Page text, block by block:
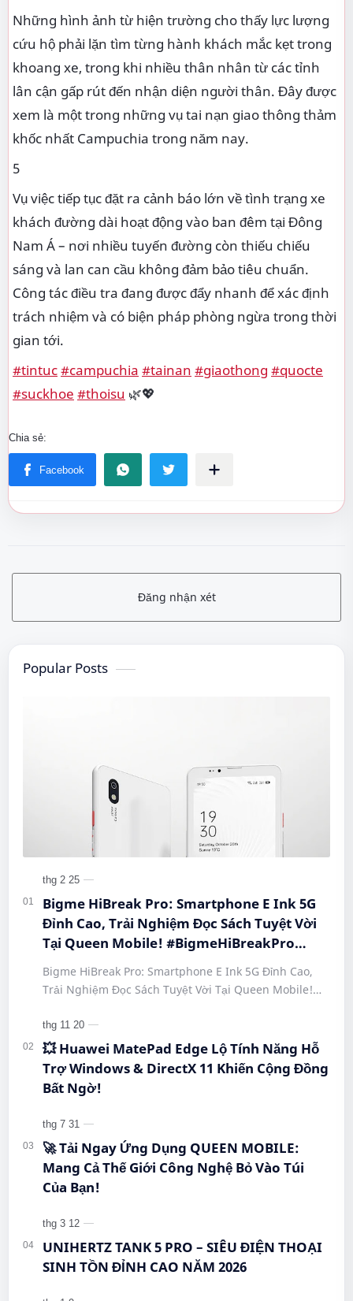
Những hình ảnh từ hiện trường cho thấy lực lượng
cứu hộ phải lặn tìm từng hành khách mắc kẹt trong
khoang xe, trong khi nhiều thân nhân từ các tỉnh
lân cận gấp rút đến nhận diện người thân. Đây được
xem là một trong những vụ tai nạn giao thông thảm
khốc nhất Campuchia trong năm nay.
5
Vụ việc tiếp tục đặt ra cảnh báo lớn về tình trạng xe
khách đường dài hoạt động vào ban đêm tại Đông
Nam Á – nơi nhiều tuyến đường còn thiếu chiếu
sáng và lan can cầu không đảm bảo tiêu chuẩn.
Công tác điều tra đang được đẩy nhanh để xác định
trách nhiệm và có biện pháp phòng ngừa trong thời
gian tới.
#tintuc#campuchia #tainan #giaothong #quocte
#suckhoe #thoisu 🌿💖
Đăng nhận xét
Popular Posts
Bigme HiBreak Pro: Smartphone E Ink 5G
Đỉnh Cao, Trải Nghiệm Đọc Sách Tuyệt Vời
Tại Queen Mobile! #BigmeHiBreakPro
#SmartphoneEInk #QueenMobile
#HiBreakPro5G #DienThoaiDocSach
#CongNgheMoi #MuaSamThongMinh
#EInkPhone #5GSmartphone
Bigme HiBreak Pro: Smartphone E Ink 5G Đỉnh Cao,
Trải Nghiệm Đọc Sách Tuyệt Vời Tại Queen Mobile!
#Hi…
💥 Huawei MatePad Edge Lộ Tính Năng Hỗ
Trợ Windows & DirectX 11 Khiến Cộng Đồng
Bất Ngờ!
🚀 Tải Ngay Ứng Dụng QUEEN MOBILE:
Mang Cả Thế Giới Công Nghệ Bỏ Vào Túi
Của Bạn!
UNIHERTZ TANK 5 PRO – SIÊU ĐIỆN THOẠI
SINH TỒN ĐỈNH CAO NĂM 2026